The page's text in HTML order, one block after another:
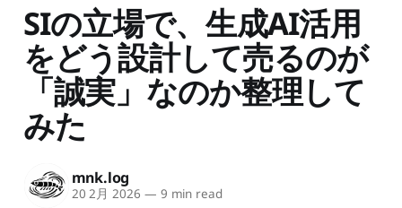
SIの立場で、生成AI活用
をどう設計して売るのが
「誠実」なのか整理して
みた
mnk.log
20 2月 2026 — 9 min read